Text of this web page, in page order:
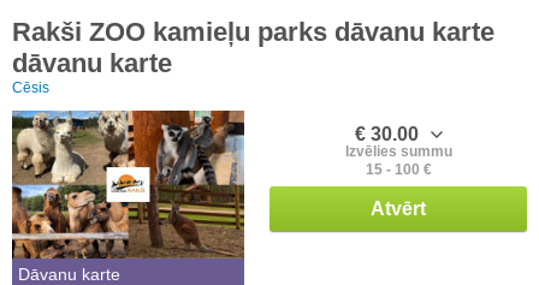
Rakši ZOO kamieļu parks dāvanu karte
dāvanu karte
Cēsis
Dāvanu karte
€ 30.00
Izvēlies summu
15 - 100 €
Atvērt